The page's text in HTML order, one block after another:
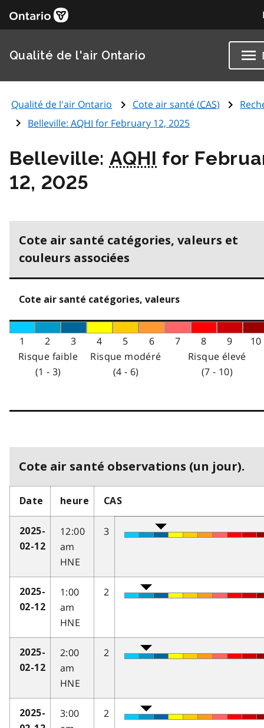
Qualité de l'air Ontario
Qualité de l'air Ontario Cote air santé (CAS)
Belleville:AQHI for February 12, 2025
Belleville: AQHI for
12, 2025
Cote air santé catégories, valeurs et
couleurs associées
Cote air santé catégories, valeurs
1 2 3 4 5 6 7 8 9
10
Risque faible
(1 - 3)
Risque modéré
(4 - 6)
Risque élevé
(7 - 10)
Cote air santé observations (un jour).
Date heure CAS
2025-
02-12
12:00
am
HNE
3
2025-
02-12
1:00
am
HNE
2
2025-
02-12
2:00
am
HNE
2
2025-
3:00
2